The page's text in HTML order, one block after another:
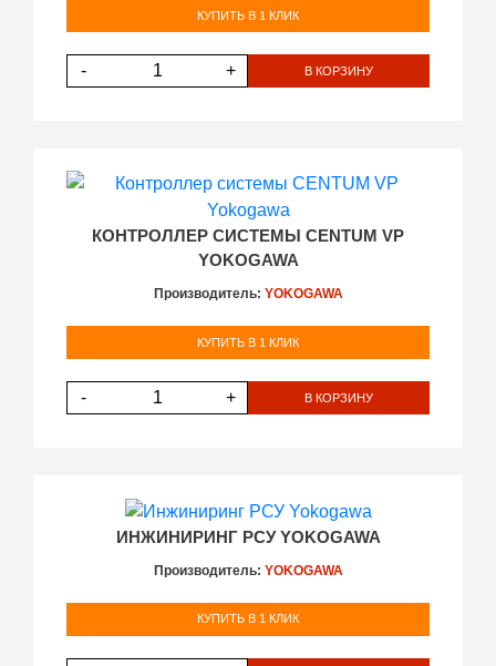
КУПИТЬ В 1 КЛИК
- + В КОРЗИНУ
КОНТРОЛЛЕР СИСТЕМЫ CENTUM VP
YOKOGAWA
Производитель: YOKOGAWA
КУПИТЬ В 1 КЛИК
- + В КОРЗИНУ
ИНЖИНИРИНГ РСУ YOKOGAWA
Производитель: YOKOGAWA
КУПИТЬ В 1 КЛИК